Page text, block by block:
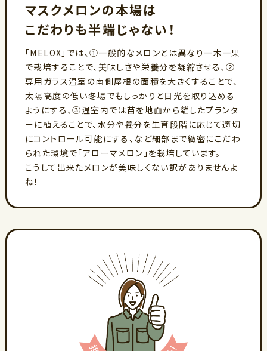
マスクメロンの本場は
こだわりも半端じゃない！
「MELOX」では、①一般的なメロンとは異なり一木一果
で栽培することで、美味しさや栄養分を凝縮させる、②
専用ガラス温室の南側屋根の面積を大きくすることで、
太陽高度の低い冬場でもしっかりと日光を取り込める
ようにする、③温室内では苗を地面から離したプランタ
ーに植えることで、水分や養分を生育段階に応じて適切
にコントロール可能にする、など細部まで緻密にこだわ
られた環境で「アローマメロン」を栽培しています。
こうして出来たメロンが美味しくない訳がありませんよ
ね！